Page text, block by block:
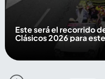
Este será el recorrido
Clásicos 2026 para